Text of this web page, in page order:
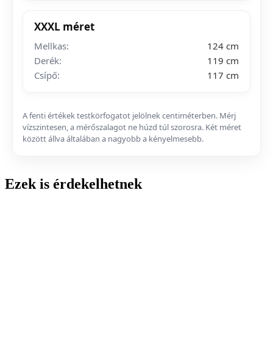
XXXL méret
Mellkas:
124 cm
Derék:
119 cm
Csípő:
117 cm
A fenti értékek testkörfogatot jelölnek centiméterben. Mérj
vízszintesen, a mérőszalagot ne húzd túl szorosra. Két méret
között állva általában a nagyobb a kényelmesebb.
Ezek is érdekelhetnek